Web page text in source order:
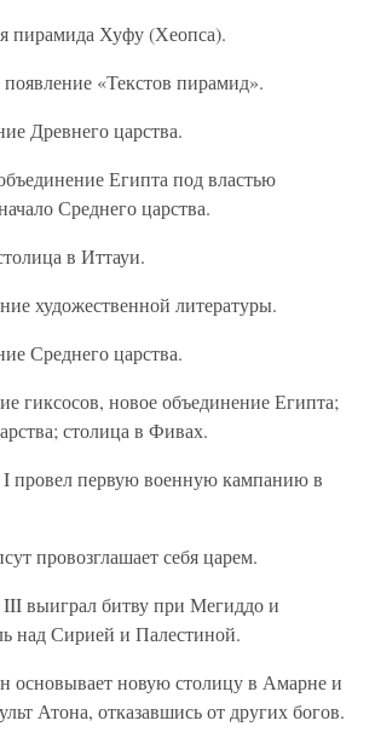
пирамида Хуфу (Хеопса).
«Текстов пирамид».
Древнего царства.
Египта под властью
Среднего царства.
в Иттауи.
художественной литературы.
Среднего царства.
гиксосов, новое объединение Египта;
столица в Фивах.
провел первую военную кампанию в
провозглашает себя царем.
выиграл битву при Мегиддо и
над Сирией и Палестиной.
основывает новую столицу в Амарне и
Атона, отказавшись от других богов.